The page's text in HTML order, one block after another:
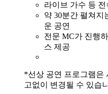
라이브 가수 등
약 30분간 펼쳐지
운 공연
전문 MC가 진행
스 제공
*선상 공연 프로그램은
고없이 변경될 수 있습